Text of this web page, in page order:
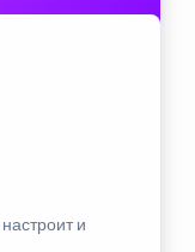
и